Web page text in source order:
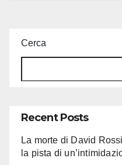
Cerca
Recent Posts
La morte di David
la pista di